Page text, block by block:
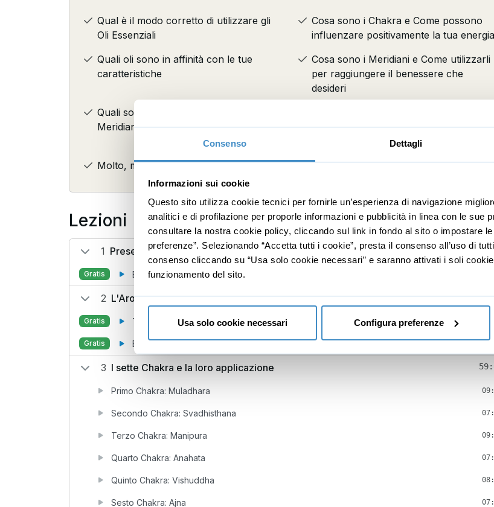
Consenso Dettagli
Informazioni sui cookie
Questo sito utilizza cookie tecnici per fornirle un’esperienza di navigazione
analitici e di profilazione per proporle informazioni e pubblicità in linea con le sue
consultare la nostra cookie policy, cliccando sul link in fondo al sito o impostare
preferenze”. Selezionando “Accetta tutti i cookie”, presta il consenso all’uso di
consenso cliccando su “Usa solo cookie necessari” e saranno attivati i soli
funzionamento del sito.
Usa solo cookie necessari Configura preferenze
Qual è il modo corretto di utilizzare gli
Oli Essenziali
Cosa sono i Chakra e Come possono
influenzare positivamente la tua energia
Quali oli sono in affinità con le tue
caratteristiche
Cosa sono i Meridiani e Come utilizzarli
per raggiungere il benessere che
desideri
Quali sono le corrispondenze dei
Meridiani con i cinque elementi
in sintonia con essa grazie
Molto, molto altro
Lezioni
1 Presentazione
Gratis Benvenuto
2 L'Aromaterapia Energetica
Gratis Tutto è energia
Gratis Energia, Chakra e Corpi Sottili in Aromaterpia
3 I sette Chakra e la loro applicazione
Primo Chakra: Muladhara
Secondo Chakra: Svadhisthana
Terzo Chakra: Manipura
Quarto Chakra: Anahata
Quinto Chakra: Vishuddha
Sesto Chakra: Ajna